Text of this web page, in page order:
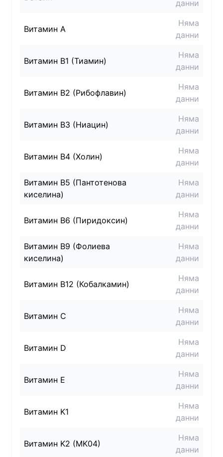
данни
Витамин A
Няма
данни
Витамин B1 (Тиамин)
Няма
данни
Витамин B2 (Рибофлавин)
Няма
данни
Витамин B3 (Ниацин)
Няма
данни
Витамин B4 (Холин)
Няма
данни
Витамин B5 (Пантотенова
киселина)
Няма
данни
Витамин B6 (Пиридоксин)
Няма
данни
Витамин B9 (Фолиева
киселина)
Няма
данни
Витамин B12 (Кобалкамин)
Няма
данни
Витамин C
Няма
данни
Витамин D
Няма
данни
Витамин E
Няма
данни
Витамин K1
Няма
данни
Витамин K2 (MK04)
Няма
данни